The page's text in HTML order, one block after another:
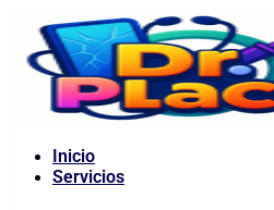
contenido
Inicio
Servicios